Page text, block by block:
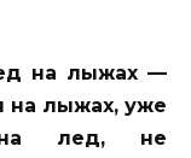
на лыжах —
на лыжах, уже
на лед, не